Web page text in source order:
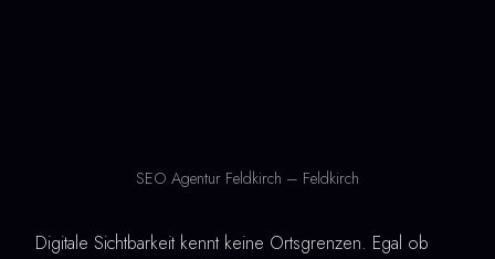
SEO Agentur Feldkirch – Feldkirch
Digitale Sichtbarkeit kennt keine Ortsgrenzen. Egal ob